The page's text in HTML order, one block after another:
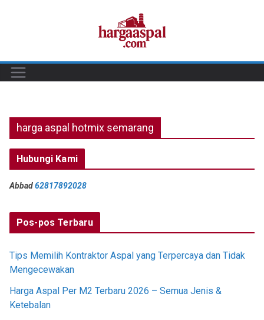
harga aspal hotmix semarang
Hubungi Kami
Abbad62817892028
Pos-pos Terbaru
Tips Memilih Kontraktor Aspal yang Terpercaya dan Tidak
Mengecewakan
Harga Aspal Per M2 Terbaru 2026 – Semua Jenis &
Ketebalan